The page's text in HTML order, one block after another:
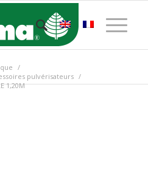
/
pulvérisateurs /
1,20M